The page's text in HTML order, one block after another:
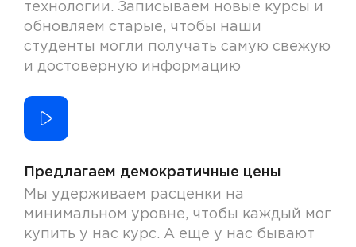
технологии. Записываем новые курсы и
обновляем старые, чтобы наши
студенты могли получать самую свежую
и достоверную информацию
Предлагаем демократичные цены
Мы удерживаем расценки на
минимальном уровне, чтобы каждый мог
купить у нас курс. А еще у нас бывают